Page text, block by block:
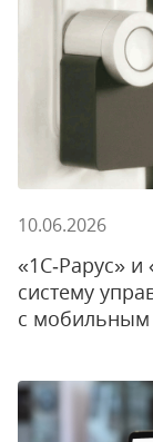
10.06.2026
«1С‑Рарус»
систему
с мобильным